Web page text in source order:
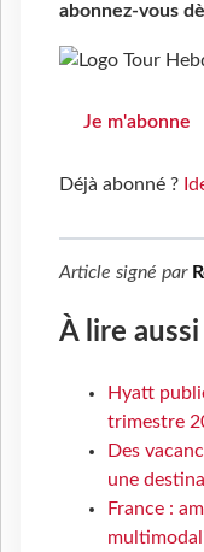
abonnez-vous
Je m'abonne
Déjà abonné ?
Article signé par
À lire aussi
Hyatt
trimestre
Des
une
France :